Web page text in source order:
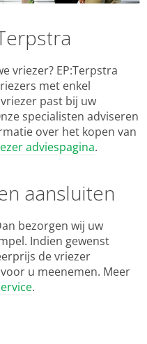
vriezer? EP:Terpstra
met enkel
past bij uw
specialisten adviseren
over het kopen van
adviespagina.
aansluiten
bezorgen wij uw
Indien gewenst
de vriezer
u meenemen. Meer
.